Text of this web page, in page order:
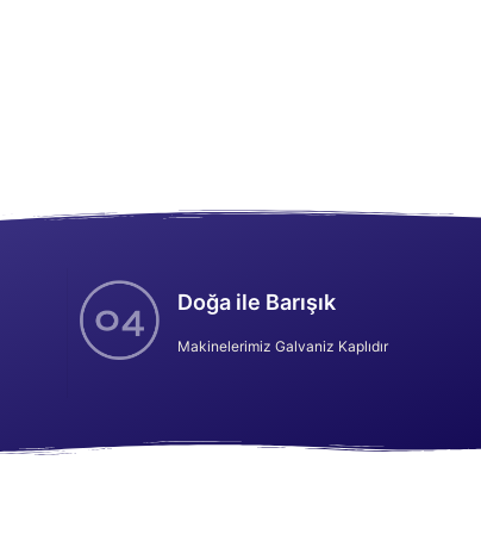
Doğa ile Barışık
Makinelerimiz Galvaniz Kaplıdır